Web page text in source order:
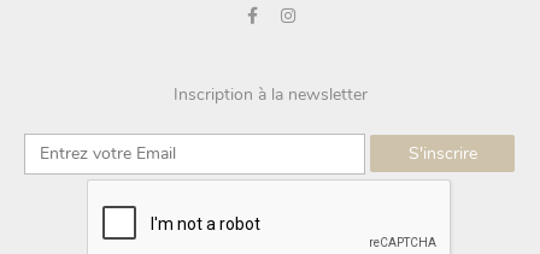
Inscription à la newsletter